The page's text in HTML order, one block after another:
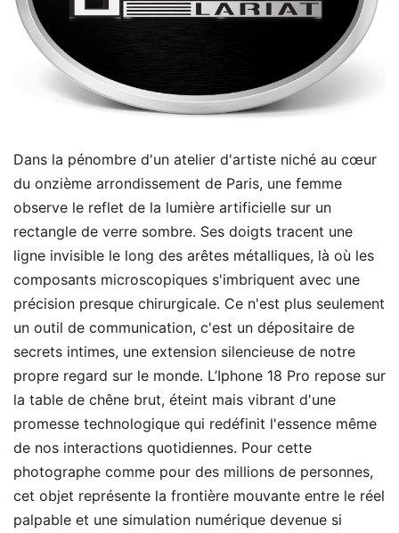
Dans la pénombre d'un atelier d'artiste niché au cœur
du onzième arrondissement de Paris, une femme
observe le reflet de la lumière artificielle sur un
rectangle de verre sombre. Ses doigts tracent une
ligne invisible le long des arêtes métalliques, là où les
composants microscopiques s'imbriquent avec une
précision presque chirurgicale. Ce n'est plus seulement
un outil de communication, c'est un dépositaire de
secrets intimes, une extension silencieuse de notre
propre regard sur le monde. L’Iphone 18 Pro repose sur
la table de chêne brut, éteint mais vibrant d'une
promesse technologique qui redéfinit l'essence même
de nos interactions quotidiennes. Pour cette
photographe comme pour des millions de personnes,
cet objet représente la frontière mouvante entre le réel
palpable et une simulation numérique devenue si